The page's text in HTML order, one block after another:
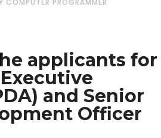
COMPUTER PROGRAMMER
applicants for
and Senior
Officer